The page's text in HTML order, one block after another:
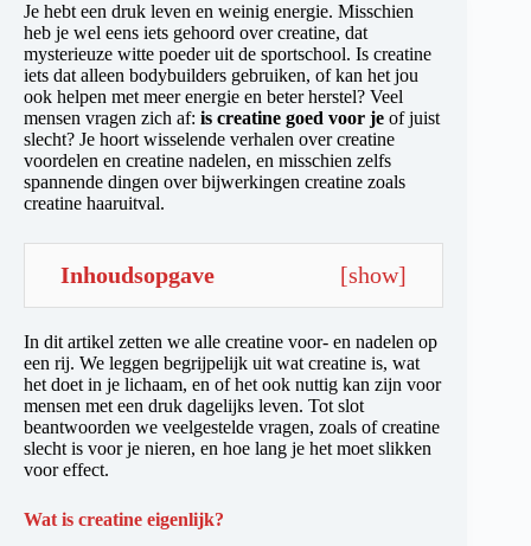
Je hebt een druk leven en weinig energie. Misschien
heb je wel eens iets gehoord over creatine, dat
mysterieuze witte poeder uit de sportschool. Is creatine
iets dat alleen bodybuilders gebruiken, of kan het jou
ook helpen met meer energie en beter herstel? Veel
mensen vragen zich af: is creatine goed voor je of juist
slecht? Je hoort wisselende verhalen over creatine
voordelen en creatine nadelen, en misschien zelfs
spannende dingen over bijwerkingen creatine zoals
creatine haaruitval.
Inhoudsopgave [show]
In dit artikel zetten we alle creatine voor- en nadelen op
een rij. We leggen begrijpelijk uit wat creatine is, wat
het doet in je lichaam, en of het ook nuttig kan zijn voor
mensen met een druk dagelijks leven. Tot slot
beantwoorden we veelgestelde vragen, zoals of creatine
slecht is voor je nieren, en hoe lang je het moet slikken
voor effect.
Wat is creatine eigenlijk?